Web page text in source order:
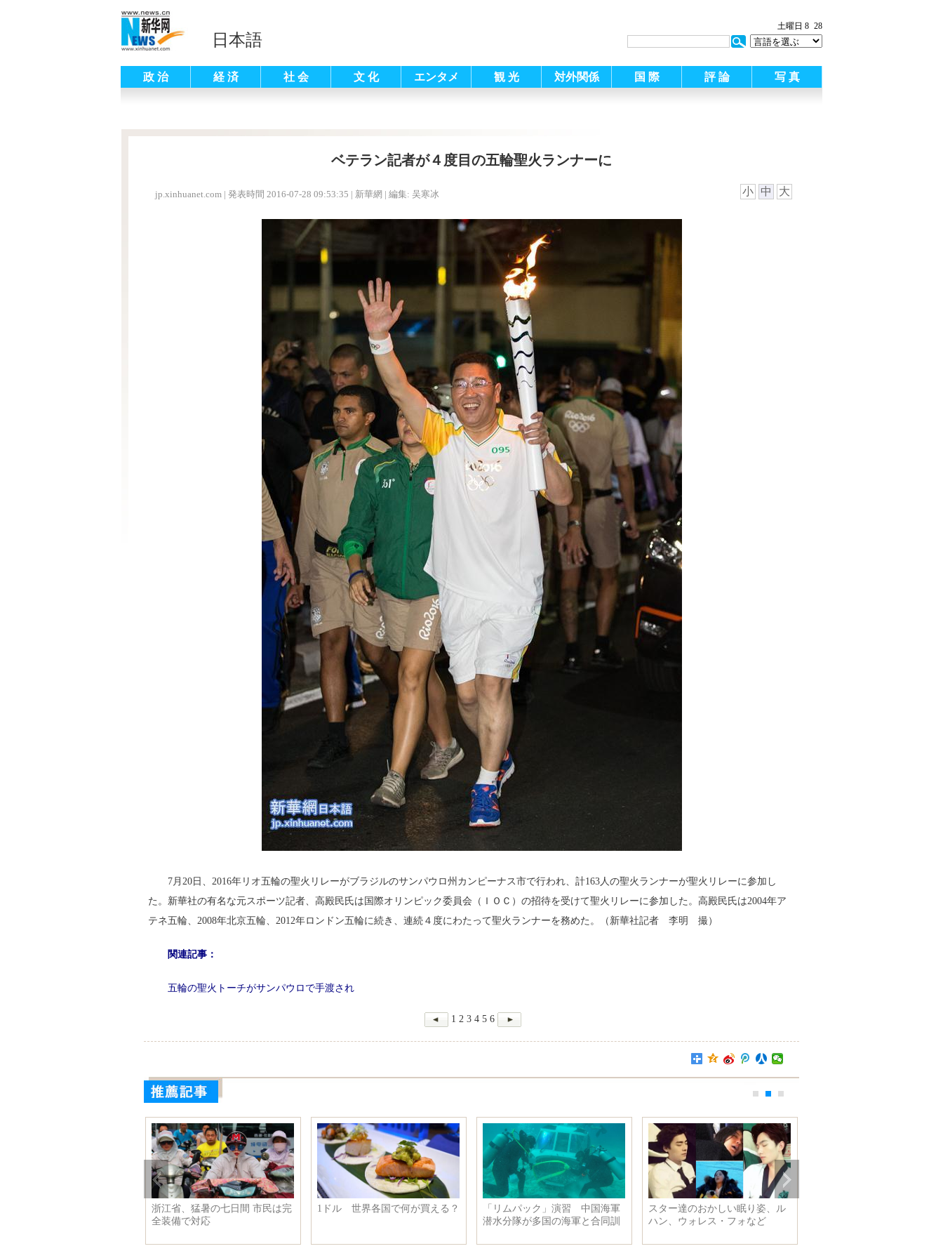
日本語
土曜日 8 28
政 治 経 済 社 会 文 化 エンタメ 観 光 対外関係 国 際 評 論 写 真
ベテラン記者が４度目の五輪聖火ランナーに
jp.xinhuanet.com | 発表時間 2016-07-28 09:53:35 | 新華網 | 編集: 吴寒冰 小 中 大
7月20日、2016年リオ五輪の聖火リレーがブラジルのサンパウロ州カンピーナス市で行われ、計163人の聖火ランナーが聖火リレーに参加し
た。新華社の有名な元スポーツ記者、高殿民氏は国際オリンピック委員会（ＩＯＣ）の招待を受けて聖火リレーに参加した。高殿民氏は2004年ア
テネ五輪、2008年北京五輪、2012年ロンドン五輪に続き、連続４度にわたって聖火ランナーを務めた。（新華社記者 李明 撮）
関連記事：
五輪の聖火トーチがサンパウロで手渡され
1 2 3 4 5 6
浙江省、猛暑の七日間 市民は完
全装備で対応
1ドル 世界各国で何が買える？
「リムパック」演習 中国海軍
潜水分隊が多国の海軍と合同訓
スター達のおかしい眠り姿、ル
ハン、ウォレス・フォなど